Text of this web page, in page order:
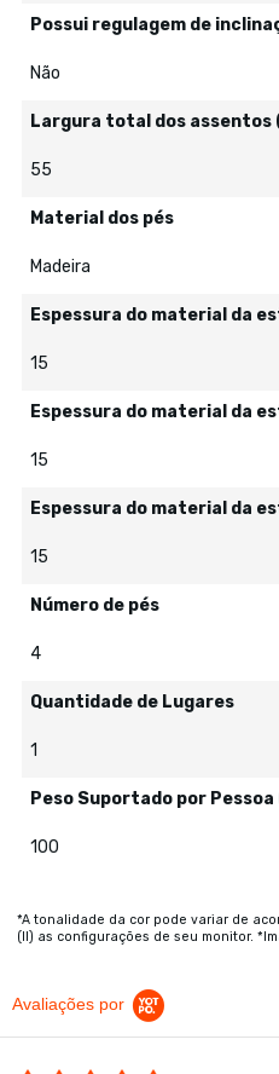
Possui regulagem de
Não
Largura total dos assentos
55
Material dos pés
Madeira
Espessura do material da
15
Espessura do material da
15
Espessura do material da
15
Número de pés
4
Quantidade de Lugares
1
Peso Suportado por Pessoa
100
*A tonalidade da cor pode variar de
(II) as configurações de seu monitor.
Avaliações por